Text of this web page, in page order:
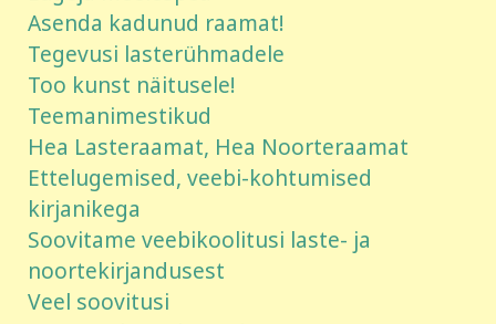
Asenda kadunud raamat!
Tegevusi lasterühmadele
Too kunst näitusele!
Teemanimestikud
Hea Lasteraamat, Hea Noorteraamat
Ettelugemised, veebi-kohtumised
kirjanikega
Soovitame veebikoolitusi laste- ja
noortekirjandusest
Veel soovitusi